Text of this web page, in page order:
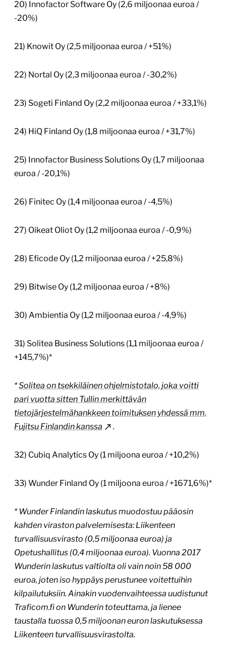
20) Innofactor Software Oy (2,6 miljoonaa euroa /
-20%)
21) Knowit Oy (2,5 miljoonaa euroa / +51%)
22) Nortal Oy (2,3 miljoonaa euroa / -30,2%)
23) Sogeti Finland Oy (2,2 miljoonaa euroa / +33,1%)
24) HiQ Finland Oy (1,8 miljoonaa euroa / +31,7%)
25) Innofactor Business Solutions Oy (1,7 miljoonaa
euroa / -20,1%)
26) Finitec Oy (1,4 miljoonaa euroa / -4,5%)
27) Oikeat Oliot Oy (1,2 miljoonaa euroa / -0,9%)
28) Eficode Oy (1,2 miljoonaa euroa / +25,8%)
29) Bitwise Oy (1,2 miljoonaa euroa / +8%)
30) Ambientia Oy (1,2 miljoonaa euroa / -4,9%)
31) Solitea Business Solutions (1,1 miljoonaa euroa /
+145,7%)*
*Solitea on tsekkiläinen ohjelmistotalo, joka voitti
pari vuotta sitten Tullin merkittävän
tietojärjestelmähankkeen toimituksen yhdessä mm.
Fujitsu Finlandin kanssa
.
32) Cubiq Analytics Oy (1 miljoona euroa / +10,2%)
33) Wunder Finland Oy (1 miljoona euroa / +1671,6%)*
* Wunder Finlandin laskutus muodostuu pääosin
kahden viraston palvelemisesta: Liikenteen
turvallisuusvirasto (0,5 miljoonaa euroa) ja
Opetushallitus (0,4 miljoonaa euroa). Vuonna 2017
Wunderin laskutus valtiolta oli vain noin 58 000
euroa, joten iso hyppäys perustunee voitettuihin
kilpailutuksiin. Ainakin vuodenvaihteessa uudistunut
Traficom.fi on Wunderin toteuttama, ja lienee
taustalla tuossa 0,5 miljoonan euron laskutuksessa
Liikenteen turvallisuusvirastolta.